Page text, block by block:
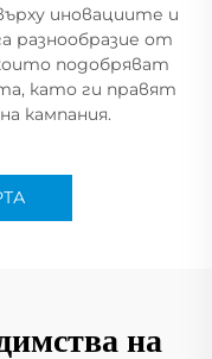
иновациите и
разнообразие от
подобряват
като ги правят
кампания.
на